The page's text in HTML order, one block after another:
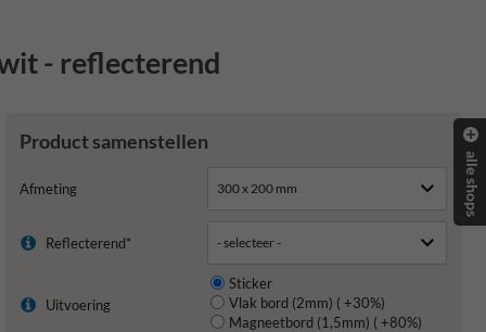
- reflecterend
Product samenstellen
Afmeting
Reflecterend*
Uitvoering
Sticker
Vlak bord (2mm) ( +30%)
Magneetbord (1,5mm) ( +80%)
alle shops